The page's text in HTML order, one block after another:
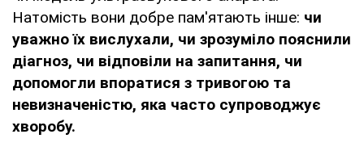
Натомість вони добре пам'ятають інше: чи
уважно їх вислухали, чи зрозуміло пояснили
діагноз, чи відповіли на запитання, чи
допомогли впоратися з тривогою та
невизначеністю, яка часто супроводжує
хворобу.